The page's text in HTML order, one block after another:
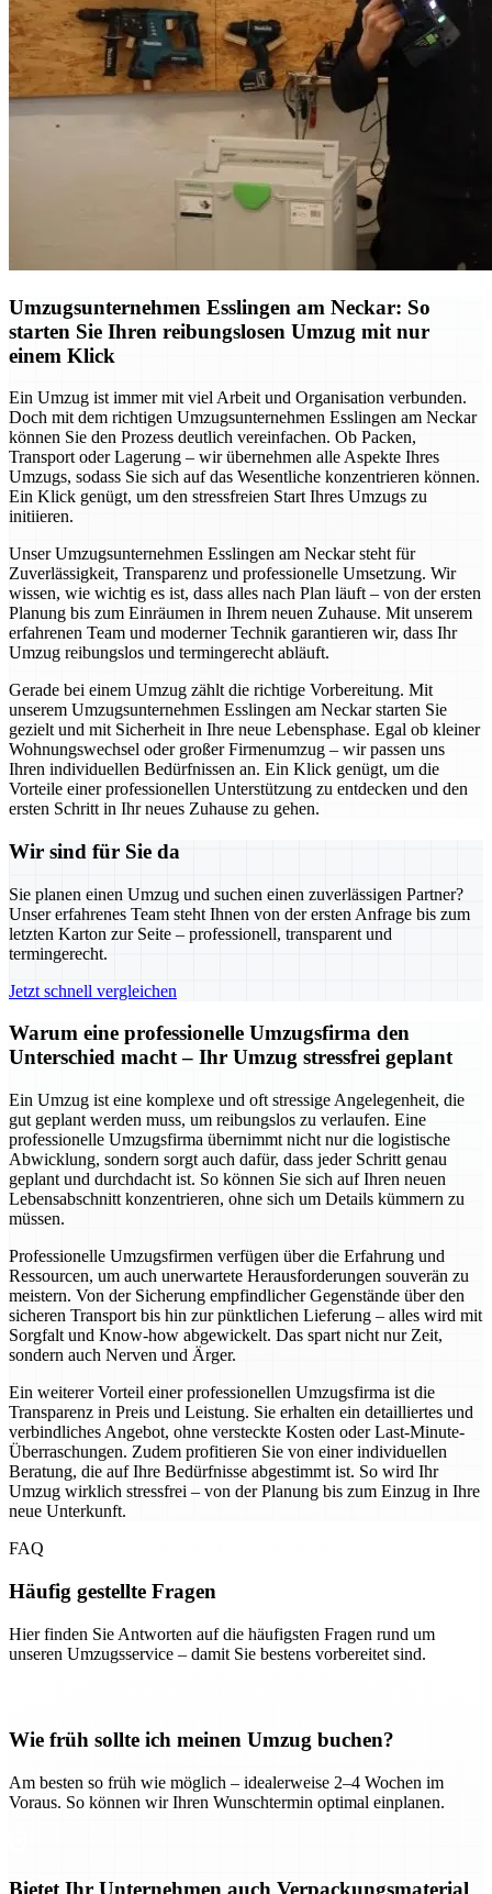
Umzugsunternehmen Esslingen am Neckar: So
starten Sie Ihren reibungslosen Umzug mit nur
einem Klick
Ein Umzug ist immer mit viel Arbeit und Organisation verbunden.
Doch mit dem richtigen Umzugsunternehmen Esslingen am Neckar
können Sie den Prozess deutlich vereinfachen. Ob Packen,
Transport oder Lagerung – wir übernehmen alle Aspekte Ihres
Umzugs, sodass Sie sich auf das Wesentliche konzentrieren können.
Ein Klick genügt, um den stressfreien Start Ihres Umzugs zu
initiieren.
Unser Umzugsunternehmen Esslingen am Neckar steht für
Zuverlässigkeit, Transparenz und professionelle Umsetzung. Wir
wissen, wie wichtig es ist, dass alles nach Plan läuft – von der ersten
Planung bis zum Einräumen in Ihrem neuen Zuhause. Mit unserem
erfahrenen Team und moderner Technik garantieren wir, dass Ihr
Umzug reibungslos und termingerecht abläuft.
Gerade bei einem Umzug zählt die richtige Vorbereitung. Mit
unserem Umzugsunternehmen Esslingen am Neckar starten Sie
gezielt und mit Sicherheit in Ihre neue Lebensphase. Egal ob kleiner
Wohnungswechsel oder großer Firmenumzug – wir passen uns
Ihren individuellen Bedürfnissen an. Ein Klick genügt, um die
Vorteile einer professionellen Unterstützung zu entdecken und den
ersten Schritt in Ihr neues Zuhause zu gehen.
Wir sind für Sie da
Sie planen einen Umzug und suchen einen zuverlässigen Partner?
Unser erfahrenes Team steht Ihnen von der ersten Anfrage bis zum
letzten Karton zur Seite – professionell, transparent und
termingerecht.
Jetzt schnell vergleichen
Warum eine professionelle Umzugsfirma den
Unterschied macht – Ihr Umzug stressfrei geplant
Ein Umzug ist eine komplexe und oft stressige Angelegenheit, die
gut geplant werden muss, um reibungslos zu verlaufen. Eine
professionelle Umzugsfirma übernimmt nicht nur die logistische
Abwicklung, sondern sorgt auch dafür, dass jeder Schritt genau
geplant und durchdacht ist. So können Sie sich auf Ihren neuen
Lebensabschnitt konzentrieren, ohne sich um Details kümmern zu
müssen.
Professionelle Umzugsfirmen verfügen über die Erfahrung und
Ressourcen, um auch unerwartete Herausforderungen souverän zu
meistern. Von der Sicherung empfindlicher Gegenstände über den
sicheren Transport bis hin zur pünktlichen Lieferung – alles wird mit
Sorgfalt und Know-how abgewickelt. Das spart nicht nur Zeit,
sondern auch Nerven und Ärger.
Ein weiterer Vorteil einer professionellen Umzugsfirma ist die
Transparenz in Preis und Leistung. Sie erhalten ein detailliertes und
verbindliches Angebot, ohne versteckte Kosten oder Last-Minute-
Überraschungen. Zudem profitieren Sie von einer individuellen
Beratung, die auf Ihre Bedürfnisse abgestimmt ist. So wird Ihr
Umzug wirklich stressfrei – von der Planung bis zum Einzug in Ihre
neue Unterkunft.
FAQ
Häufig gestellte Fragen
Hier finden Sie Antworten auf die häufigsten Fragen rund um
unseren Umzugsservice – damit Sie bestens vorbereitet sind.
Wie früh sollte ich meinen Umzug buchen?
Am besten so früh wie möglich – idealerweise 2–4 Wochen im
Voraus. So können wir Ihren Wunschtermin optimal einplanen.
Bietet Ihr Unternehmen auch Verpackungsmaterial